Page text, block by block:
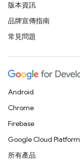
版本資訊
品牌宣傳指南
常見問題
Android
Chrome
Firebase
Google Cloud Platform
所有產品